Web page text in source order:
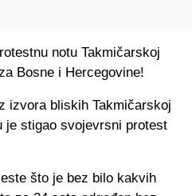
notu Takmičarskoj
Bosne i Hercegovine!
izvora bliskih Takmičarskoj
je stigao svojevrsni protest
što je bez bilo kakvih